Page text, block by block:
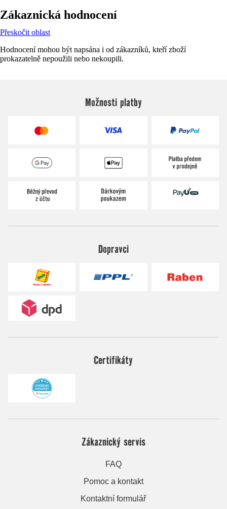
Zákaznická hodnocení
Přeskočit oblast
Hodnocení mohou být napsána i od zákazníků, kteří zboží
prokazatelně nepoužili nebo nekoupili.
Možnosti platby
Dopravci
Certifikáty
Zákaznický servis
FAQ
Pomoc a kontakt
Kontaktní formulář